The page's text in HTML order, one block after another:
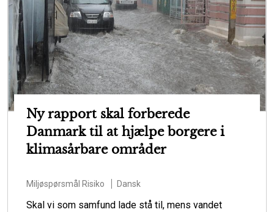
Ny rapport skal forberede
Danmark til at hjælpe borgere i
klimasårbare områder
Miljøspørsmål Risiko Dansk
Skal vi som samfund lade stå til, mens vandet